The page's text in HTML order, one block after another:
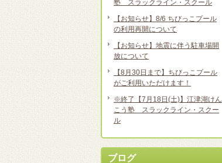
塾 スラックライン・スクール
【お知らせ】8/6 ちびっこプール
の利用再開について
【お知らせ】地震に伴う駐車場開
放について
【8月30日まで】ちびっこプール
がご利用いただけます！
※終了【7月18日(土)】江津湖けん
こう塾 スラックライン・スクー
ル
ブログ